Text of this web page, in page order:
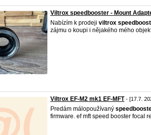
Viltrox speedbooster - Mount
Nabízím k prodeji viltrox
zájmu o koupi i nějakého mého
Viltrox EF-M2 mk1 EF-MFT- [17.7.
Predám málopoužívaný
firmware. ef mft speed booster focal